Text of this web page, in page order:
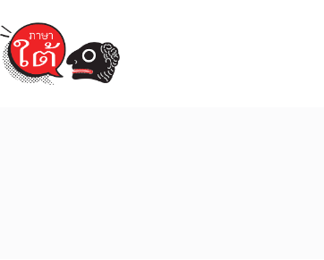
to
content